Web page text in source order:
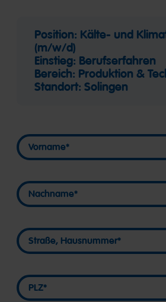
Position: Kälte- und
(m/w/d)
Einstieg: Berufserfahren
Bereich: Produktion &
Standort: Solingen
Vorname
Vorname
Nachname
Nachname
Straße, Hausnummer
Straße, Hausnummer
PLZ
PLZ